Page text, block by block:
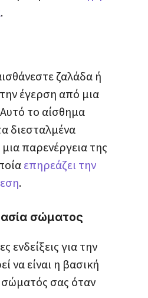
.
ζαλάδα ή
έγερση από μια
το αίσθημα
διεσταλμένα
παρενέργεια της
επηρεάζει την
.
σώματος
ενδείξεις για την
να είναι η βασική
σας όταν